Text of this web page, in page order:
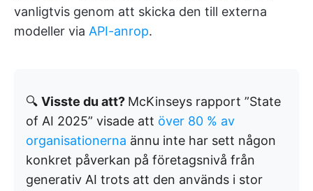
vanligtvis genom att skicka den till externa
modeller via API-anrop.
🔍 Visste du att? McKinseys rapport ”State
of AI 2025” visade att över 80 % av
organisationerna ännu inte har sett någon
konkret påverkan på företagsnivå från
generativ AI trots att den används i stor